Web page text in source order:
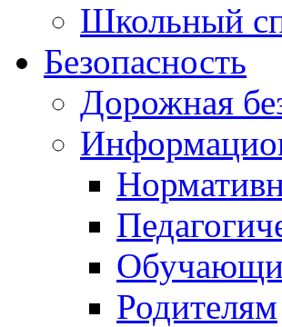
Школьный
Безопасность
Дорожная
Родителям